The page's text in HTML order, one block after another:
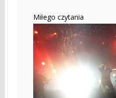
Miłego czytania